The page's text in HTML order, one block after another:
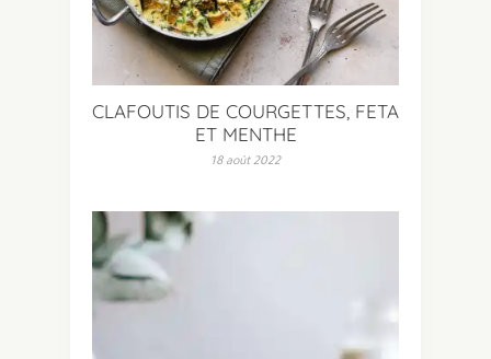
CLAFOUTIS DE COURGETTES, FETA
ET MENTHE
18 août 2022